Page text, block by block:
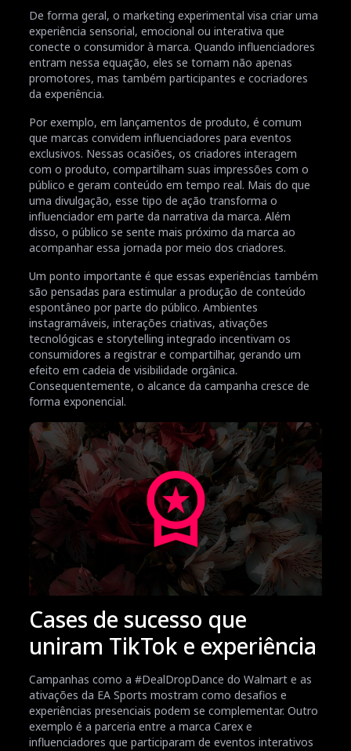
De forma geral, o marketing experimental visa criar uma
experiência sensorial, emocional ou interativa que
conecte o consumidor à marca. Quando influenciadores
entram nessa equação, eles se tornam não apenas
promotores, mas também participantes e cocriadores
da experiência.
Por exemplo, em lançamentos de produto, é comum
que marcas convidem influenciadores para eventos
exclusivos. Nessas ocasiões, os criadores interagem
com o produto, compartilham suas impressões com o
público e geram conteúdo em tempo real. Mais do que
uma divulgação, esse tipo de ação transforma o
influenciador em parte da narrativa da marca. Além
disso, o público se sente mais próximo da marca ao
acompanhar essa jornada por meio dos criadores.
Um ponto importante é que essas experiências também
são pensadas para estimular a produção de conteúdo
espontâneo por parte do público. Ambientes
instagramáveis, interações criativas, ativações
tecnológicas e storytelling integrado incentivam os
consumidores a registrar e compartilhar, gerando um
efeito em cadeia de visibilidade orgânica.
Consequentemente, o alcance da campanha cresce de
forma exponencial.
Cases de sucesso que
uniram TikTok e experiência
Campanhas como a #DealDropDance do Walmart e as
ativações da EA Sports mostram como desafios e
experiências presenciais podem se complementar. Outro
exemplo é a parceria entre a marca Carex e
influenciadores que participaram de eventos interativos